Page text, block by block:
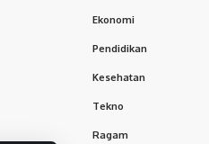
Ekonomi
Pendidikan
Kesehatan
Tekno
Ragam